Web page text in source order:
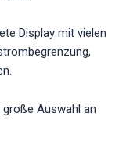
Display mit vielen
Auswahl an